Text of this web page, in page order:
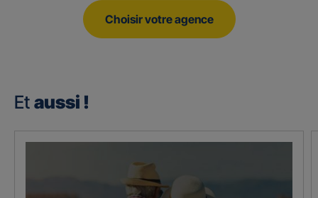
Choisir votre agence
Et aussi !